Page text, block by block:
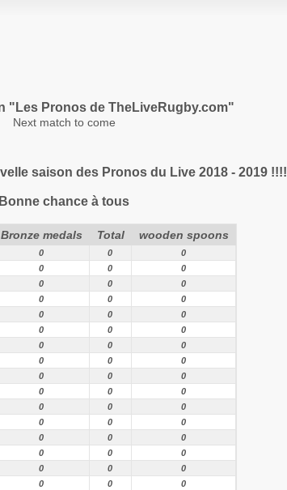
"Les Pronos de TheLiveRugby.com"
Next match to come
saison des Pronos du Live 2018 - 2019 !!!!
Bonne chance à tous
Bronze medals Total wooden spoons
0 0
0
0 0
0
0 0
0
0 0
0
0 0
0
0 0
0
0 0
0
0 0
0
0 0
0
0 0
0
0 0
0
0 0
0
0 0
0
0 0
0
0 0
0
0 0
0